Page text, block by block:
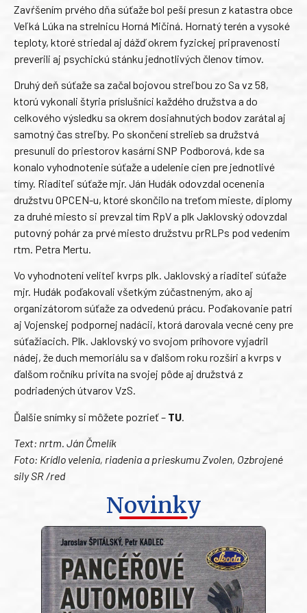
Zavŕšením prvého dňa súťaže bol peší presun z katastra obce
Veľká Lúka na strelnicu Horná Mičiná. Hornatý terén a vysoké
teploty, ktoré striedal aj dážď okrem fyzickej pripravenosti
preverili aj psychickú stánku jednotlivých členov tímov.
Druhý deň súťaže sa začal bojovou streľbou zo Sa vz 58,
ktorú vykonali štyria príslušníci každého družstva a do
celkového výsledku sa okrem dosiahnutých bodov zarátal aj
samotný čas streľby. Po skončení strelieb sa družstvá
presunuli do priestorov kasární SNP Podborová, kde sa
konalo vyhodnotenie súťaže a udelenie cien pre jednotlivé
tímy. Riaditeľ súťaže mjr. Ján Hudák odovzdal ocenenia
družstvu OPCEN-u, ktoré skončilo na treťom mieste, diplomy
za druhé miesto si prevzal tím RpV a plk Jaklovský odovzdal
putovný pohár za prvé miesto družstvu prRLPs pod vedením
rtm. Petra Mertu.
Vo vyhodnotení veliteľ kvrps plk. Jaklovský a riaditeľ súťaže
mjr. Hudák poďakovali všetkým zúčastneným, ako aj
organizátorom súťaže za odvedenú prácu. Poďakovanie patrí
aj Vojenskej podpornej nadácii, ktorá darovala vecné ceny pre
súťažiacich. Plk. Jaklovský vo svojom príhovore vyjadril
nádej, že duch memoriálu sa v ďalšom roku rozšíri a kvrps v
ďalšom ročníku privíta na svojej pôde aj družstvá z
podriadených útvarov VzS.
Ďalšie snímky si môžete pozrieť – TU
Text: nrtm. Ján Čmelík
Foto: Krídlo velenia, riadenia a prieskumu Zvolen, Ozbrojené
sily SR /red
Novinky